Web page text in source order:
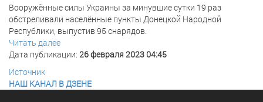
Вооружённые силы Украины за минувшие сутки 19 раз
обстреливали населённые пункты Донецкой Народной
Республики, выпустив 95 снарядов.
Читать далее
Дата публикации: 26 февраля 2023 04:45
Источник
НАШ КАНАЛ В ДЗЕНЕ